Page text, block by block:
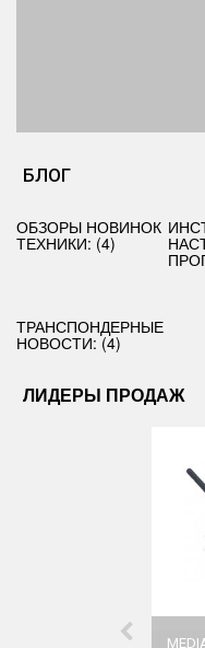
БЛОГ
ОБЗОРЫ НОВИНОК
ТЕХНИКИ: (4)
ТРАНСПОНДЕРНЫЕ
НОВОСТИ: (4)
ЛИДЕРЫ ПРОДАЖ